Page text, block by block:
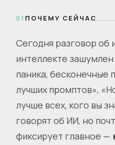
01 ПОЧЕМУ СЕЙЧАС
Сегодня разговор об
интеллекте
паника, бесконечные
лучших промптов»,
лучше всех, кого вы
говорят об ИИ, но
фиксирует главное —